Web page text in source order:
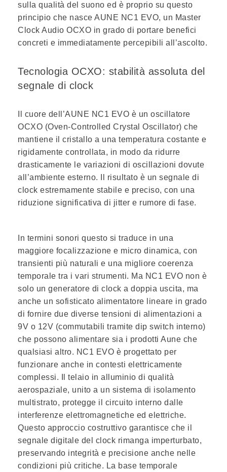
sulla qualità del suono ed è proprio su questo
principio che nasce AUNE NC1 EVO, un Master
Clock Audio OCXO in grado di portare benefici
concreti e immediatamente percepibili all’ascolto.
Tecnologia OCXO: stabilità assoluta del
segnale di clock
Il cuore dell’AUNE NC1 EVO è un oscillatore
OCXO (Oven‑Controlled Crystal Oscillator) che
mantiene il cristallo a una temperatura costante e
rigidamente controllata, in modo da ridurre
drasticamente le variazioni di oscillazioni dovute
all’ambiente esterno. Il risultato è un segnale di
clock estremamente stabile e preciso, con una
riduzione significativa di jitter e rumore di fase.
In termini sonori questo si traduce in una
maggiore focalizzazione e micro dinamica, con
transienti più naturali e una migliore coerenza
temporale tra i vari strumenti. Ma NC1 EVO non è
solo un generatore di clock a doppia uscita, ma
anche un sofisticato alimentatore lineare in grado
di fornire due diverse tensioni di alimentazioni a
9V o 12V (commutabili tramite dip switch interno)
che possono alimentare sia i prodotti Aune che
qualsiasi altro. NC1 EVO è progettato per
funzionare anche in contesti elettricamente
complessi. Il telaio in alluminio di qualità
aerospaziale, unito a un sistema di isolamento
multistrato, protegge il circuito interno dalle
interferenze elettromagnetiche ed elettriche.
Questo approccio costruttivo garantisce che il
segnale digitale del clock rimanga imperturbato,
preservando integrità e precisione anche nelle
condizioni più critiche. La base temporale